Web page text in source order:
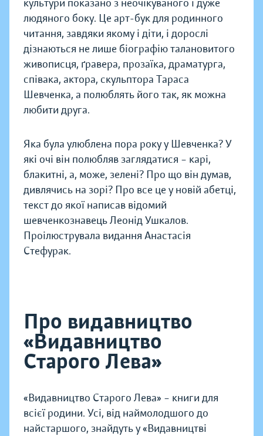
культури показано з неочікуваного і дуже
людяного боку. Це арт-бук для родинного
читання, завдяки якому і діти, і дорослі
дізнаються не лише біографію талановитого
живописця, ґравера, прозаїка, драматурга,
співака, актора, скульптора Тараса
Шевченка, а полюблять його так, як можна
любити друга.
Яка була улюблена пора року у Шевченка? У
які очі він полюбляв заглядатися – карі,
блакитні, а, може, зелені? Про що він думав,
дивлячись на зорі? Про все це у новій абетці,
текст до якої написав відомий
шевченкознавець Леонід Ушкалов.
Проілюструвала видання Анастасія
Стефурак.
Про видавництво
«Видавництво
Старого Лева»
«Видавництво Старого Лева» – книги для
всієї родини. Усі, від наймолодшого до
найстаршого, знайдуть у «Видавництві